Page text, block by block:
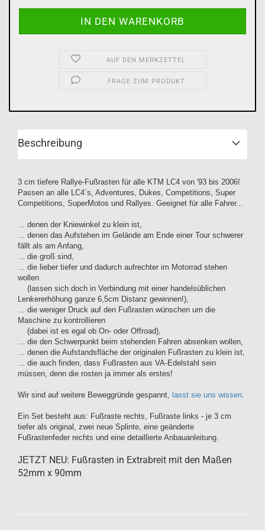
AUF DEN MERKZETTEL
FRAGE ZUM PRODUKT
Beschreibung
3 cm tiefere Rallye-Fußrasten für alle KTM LC4 von '93 bis 2006!
Passen an alle LC4´s, Adventures, Dukes, Competitions, Super
Competitions, SuperMotos und Rallyes. Geeignet für alle Fahrer...
... denen der Kniewinkel zu klein ist,
... denen das Aufstehen im Gelände am Ende einer Tour schwerer
fällt als am Anfang,
... die groß sind,
... die lieber tiefer und dadurch aufrechter im Motorrad stehen
wollen
(lassen sich doch in Verbindung mit einer handelsüblichen
Lenkererhöhung ganze 6,5cm Distanz gewinnen!),
... die weniger Druck auf den Fußrasten wünschen um die
Maschine zu kontrollieren
(dabei ist es egal ob On- oder Offroad),
... die den Schwerpunkt beim stehenden Fahren absenken wollen,
... denen die Aufstandsfläche der originalen Fußrasten zu klein ist,
... die auch finden, dass Fußrasten aus VA-Edelstahl sein
müssen, denn die rosten ja immer als erstes!
Wir sind auf weitere Beweggründe gespannt, lasst sie uns wissen.
Ein Set besteht aus: Fußraste rechts, Fußraste links - je 3 cm
tiefer als original, zwei neue Splinte, eine geänderte
Fußrastenfeder rechts und eine detaillierte Anbauanleitung.
JETZT NEU: Fußrasten in Extrabreit mit den Maßen
52mm x 90mm